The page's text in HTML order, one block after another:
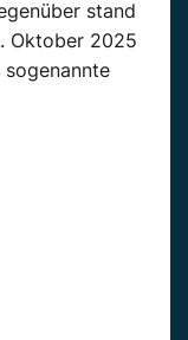
stand
Oktober 2025
sogenannte